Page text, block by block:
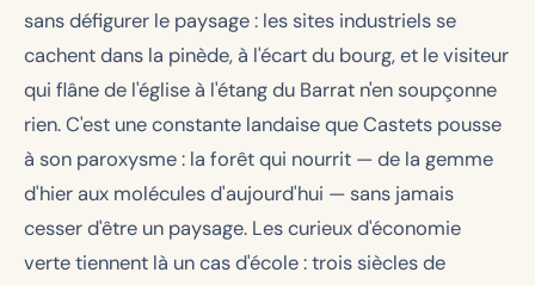
sans défigurer le paysage : les sites industriels se
cachent dans la pinède, à l'écart du bourg, et le visiteur
qui flâne de l'église à l'étang du Barrat n'en soupçonne
rien. C'est une constante landaise que Castets pousse
à son paroxysme : la forêt qui nourrit — de la gemme
d'hier aux molécules d'aujourd'hui — sans jamais
cesser d'être un paysage. Les curieux d'économie
verte tiennent là un cas d'école : trois siècles de